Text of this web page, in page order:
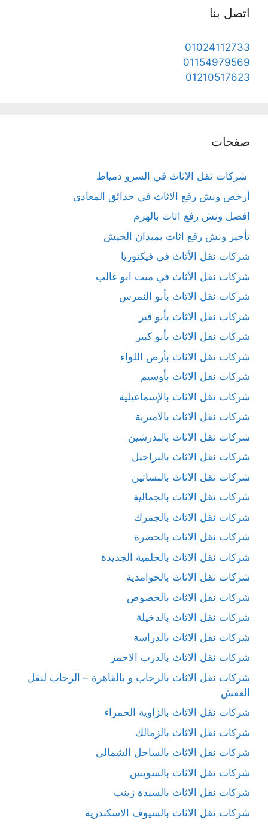
اتصل بنا
01024112733
01154979569
01210517623
صفحات
شركات نقل الاثاث في السرو دمياط
أرخص ونش رفع الاثاث في حدائق المعادى
افضل ونش رفع اثاث بالهرم
تأجير ونش رفع اثاث بميدان الجيش
شركات نقل الأثاث في فيكتوريا
شركات نقل الأثاث في ميت ابو غالب
شركات نقل الاثاث بأبو النمرس
شركات نقل الاثاث بأبو قير
شركات نقل الاثاث بأبو كبير
شركات نقل الاثاث بأرض اللواء
شركات نقل الاثاث بأوسيم
شركات نقل الاثاث بالإسماعيلية
شركات نقل الاثاث بالاميرية
شركات نقل الاثاث بالبدرشين
شركات نقل الاثاث بالبراجيل
شركات نقل الاثاث بالبساتين
شركات نقل الاثاث بالجمالية
شركات نقل الاثاث بالجمرك
شركات نقل الاثاث بالحضرة
شركات نقل الاثاث بالحلمية الجديدة
شركات نقل الاثاث بالحوامدية
شركات نقل الاثاث بالخصوص
شركات نقل الاثاث بالدخيلة
شركات نقل الاثاث بالدراسة
شركات نقل الاثاث بالدرب الاحمر
شركات نقل الاثاث بالرحاب و بالقاهرة – الرحاب لنقل
العفش
شركات نقل الاثاث بالزاوية الحمراء
شركات نقل الاثاث بالزمالك
شركات نقل الاثاث بالساحل الشمالي
شركات نقل الاثاث بالسويس
شركات نقل الاثاث بالسيدة زينب
شركات نقل الاثاث بالسيوف الاسكندرية